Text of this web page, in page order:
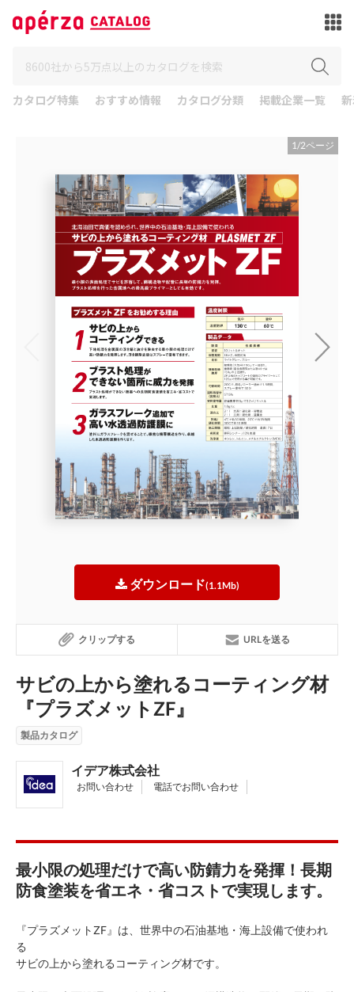
カタログ特集 おすすめ情報 カタログ分類 掲載企業一覧
1/2ページ
ダウンロード(1.1Mb)
クリップする URLを送る
サビの上から塗れるコーティング材
『プラズメットZF』
製品カタログ
イデア株式会社
お問い合わせ 電話でお問い合わせ
最小限の処理だけで高い防錆力を発揮！長期
防食塗装を省エネ・省コストで実現します。
『プラズメットZF』は、世界中の石油基地・海上設備で使われ
る
サビの上から塗れるコーティング材です。